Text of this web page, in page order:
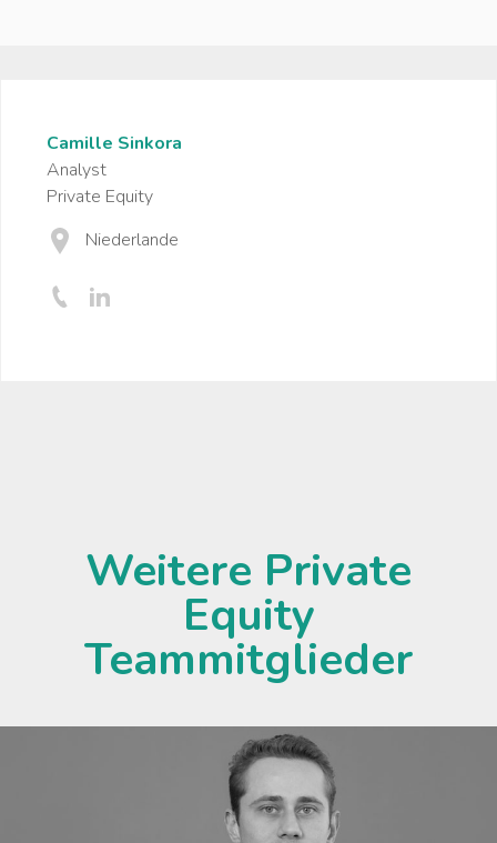
Camille Sinkora
Analyst
Private Equity
Niederlande
Weitere Private
Equity
Teammitglieder